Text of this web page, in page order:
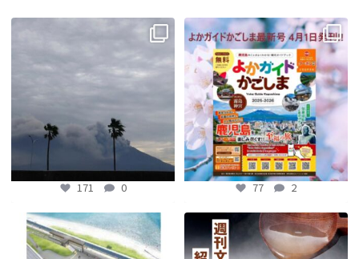
【fromよかガイド】〜鹿児島観光の
171 0
よかガイド最新号、ぜひご覧くださ
い
【fromよかガイド】
...
77 2
77 2
【鹿児島観光トピックス】〜鹿児島中
央駅から約8分!! 「仙巌園駅」誕生〜
【fromよかガイド】～かごかご . jpか
らのお知らせ ～
...